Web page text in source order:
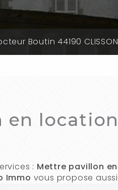
Boutin 44190 CLISSON
: Mettre pavillon en
Immo vous propose